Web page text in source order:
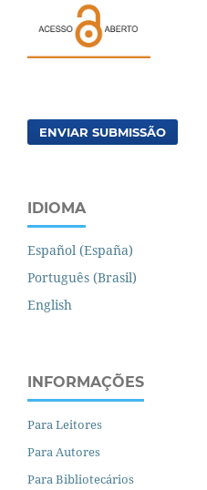
ENVIAR SUBMISSÃO
IDIOMA
Español (España)
Português (Brasil)
English
INFORMAÇÕES
Para Leitores
Para Autores
Para Bibliotecários